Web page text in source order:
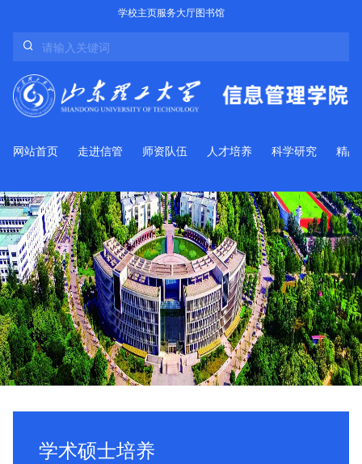
学校主页服务大厅图书馆
网站首页 走进信管 师资队伍 人才培养 科学研究 精品
学术硕士培养